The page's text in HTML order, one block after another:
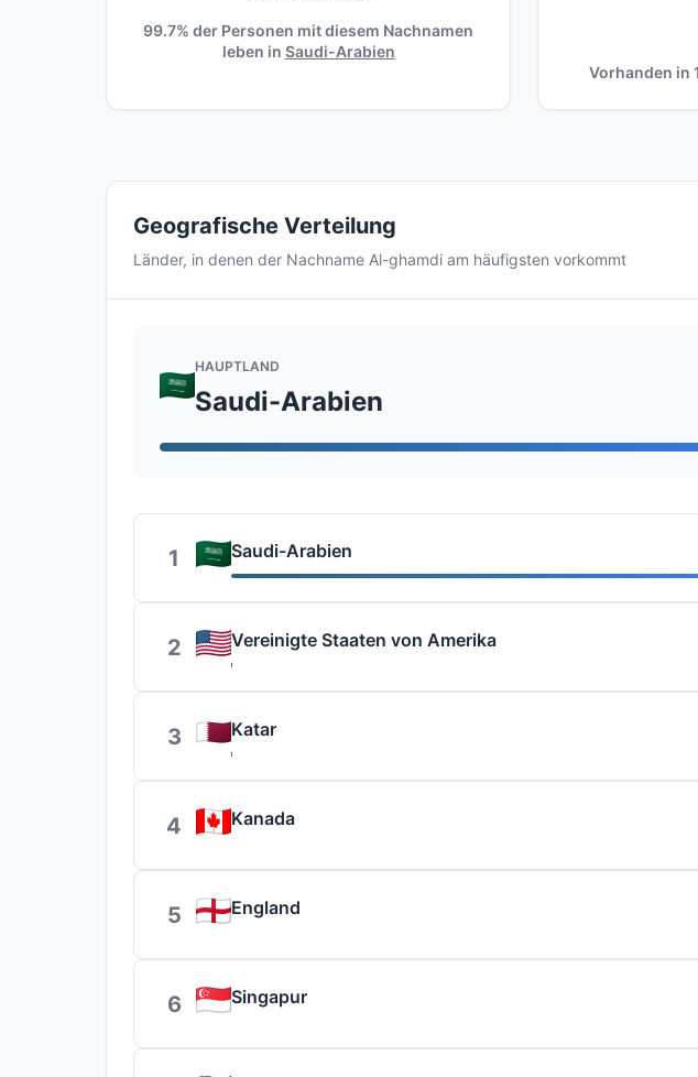
99.7% der Personen mit diesem Nachnamen
leben in Saudi-Arabien
Vorhanden in
Geografische Verteilung
Länder, in denen der Nachname Al-ghamdi am häufigsten vorkommt
HAUPTLAND
Saudi-Arabien
1 Saudi-Arabien
2 Vereinigte Staaten von Amerika
3 Katar
4 Kanada
5 England
6 Singapur